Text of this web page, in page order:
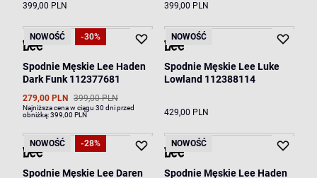
399,00 PLN 399,00 PLN
NOWOŚĆ -30%
Spodnie Męskie Lee Haden
Dark Funk 112377681
279,00 PLN 399,00 PLN
Najniższa cena w ciągu 30 dni przed
obniżką:399,00 PLN
NOWOŚĆ
Spodnie Męskie Lee Luke
Lowland 112388114
429,00 PLN
NOWOŚĆ -28%
Spodnie Męskie Lee Daren
NOWOŚĆ
Spodnie Męskie Lee Haden